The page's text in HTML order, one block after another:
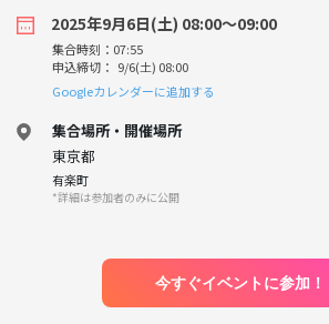
2025年9月6日(土) 08:00〜09:00
集合時刻：07:55
申込締切： 9/6(土) 08:00
Googleカレンダーに追加する
集合場所・開催場所
東京都
有楽町
*詳細は参加者のみに公開
今すぐイベントに参加！